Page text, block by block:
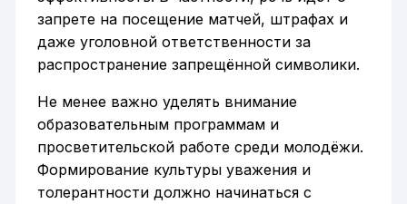
запрете на посещение матчей, штрафах и
даже уголовной ответственности за
распространение запрещённой символики.
Не менее важно уделять внимание
образовательным программам и
просветительской работе среди молодёжи.
Формирование культуры уважения и
толерантности должно начинаться с